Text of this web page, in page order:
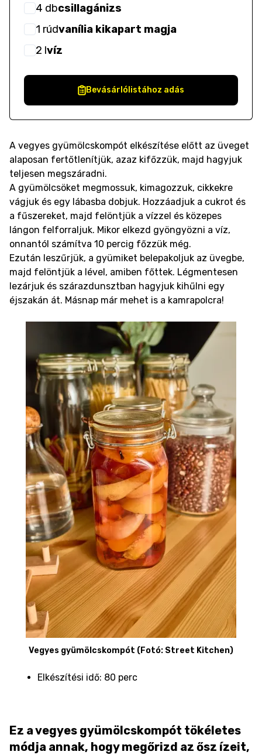
4 dbcsillagánizs
1 rúdvanília kikapart magja
2 lvíz
Bevásárlólistához adás
A vegyes gyümölcskompót elkészítése előtt az üveget
alaposan fertőtlenítjük, azaz kifőzzük, majd hagyjuk
teljesen megszáradni.
A gyümölcsöket megmossuk, kimagozzuk, cikkekre
vágjuk és egy lábasba dobjuk. Hozzáadjuk a cukrot és
a fűszereket, majd felöntjük a vízzel és közepes
lángon felforraljuk. Mikor elkezd gyöngyözni a víz,
onnantól számítva 10 percig főzzük még.
Ezután leszűrjük, a gyümiket belepakoljuk az üvegbe,
majd felöntjük a lével, amiben főttek. Légmentesen
lezárjuk és szárazdunsztban hagyjuk kihűlni egy
éjszakán át. Másnap már mehet is a kamrapolcra!
Vegyes gyümölcskompót (Fotó: Street Kitchen)
Elkészítési idő: 80 perc
Ez a vegyes gyümölcskompót tökéletes
módja annak, hogy megőrizd az ősz ízeit,